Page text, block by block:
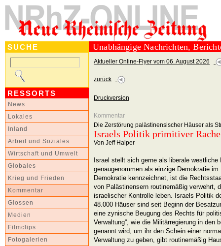
SUCHE
RESSORTS
News
Lokales
Inland
Arbeit und Soziales
Wirtschaft und Umwelt
Globales
Krieg und Frieden
Kommentar
Glossen
Medien
Filmclips
Fotogalerien
Unabhängige Nachrichten,
Aktueller Online-Flyer vom 06. August 2026
zurück
Druckversion
Kommentar
Die Zerstörung palästinensischer Häuser als
Israels Politik primitiver Rache
Von Jeff Halper
Israel stellt sich gerne als liberale westliche
genaugenommen als einzige Demokratie
Demokratie kennzeichnet, ist die
von Palästinensern routinemäßig verwehrt,
israelischer Kontrolle leben. Israels Politik
48.000 Häuser sind seit Beginn der
eine zynische Beugung des Rechts für
Verwaltung“, wie die Militärregierung in den
genannt wird, um ihr den Schein einer
Verwaltung zu geben, gibt routinemäßig